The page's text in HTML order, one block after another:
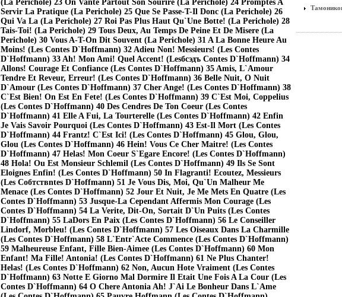
(La Perichole) 23 On Vante Partout Son Sourire (La Perichole) 24 Promptes A
Servir La Pratique (La Perichole) 25 Que Se Passe-T-Il Donc (La Perichole) 26
Qui Va La (La Perichole) 27 Roi Pas Plus Haut Qu`Une Botte! (La Perichole) 28
Tais-Toi! (La Perichole) 29 Tous Deux, Au Temps De Peine Et De Misere (La
Perichole) 30 Vous A-T-On Dit Souvent (La Perichole) 31 A La Bonne Heure Au
Moins! (Les Contes D`Hoffmann) 32 Adieu Non! Messieurs! (Les Contes
D`Hoffmann) 33 Ah! Mon Ami! Quel Accent! (Lesбсэдъ Contes D`Hoffmann) 34
Allons! Courage Et Confiance (Les Contes D`Hoffmann) 35 Amis, L`Amour
Tendre Et Reveur, Erreur! (Les Contes D`Hoffmann) 36 Belle Nuit, O Nuit
D`Amour (Les Contes D`Hoffmann) 37 Cher Ange! (Les Contes D`Hoffmann) 38
C`Est Bien! On Est En Fete! (Les Contes D`Hoffmann) 39 C`Est Moi, Coppelius
(Les Contes D`Hoffmann) 40 Des Cendres De Ton Coeur (Les Contes
D`Hoffmann) 41 Elle A Fui, La Tourterelle (Les Contes D`Hoffmann) 42 Enfin
Je Vais Savoir Pourquoi (Les Contes D`Hoffmann) 43 Est-Il Mort (Les Contes
D`Hoffmann) 44 Frantz! C`Est Ici! (Les Contes D`Hoffmann) 45 Glou, Glou,
Glou (Les Contes D`Hoffmann) 46 Hein! Vous Ce Cher Maitre! (Les Contes
D`Hoffmann) 47 Helas! Mon Coeur S`Egare Encore! (Les Contes D`Hoffmann)
48 Hola! Ou Est Monsieur Schlemil (Les Contes D`Hoffmann) 49 Ils Se Sont
Eloignes Enfin! (Les Contes D`Hoffmann) 50 In Flagranti! Ecoutez, Messieurs
(Les Coбтствntes D`Hoffmann) 51 Je Vous Dis, Moi, Qu`Un Malheur Me
Menace (Les Contes D`Hoffmann) 52 Jour Et Nuit, Je Me Mets En Quatre (Les
Contes D`Hoffmann) 53 Jusque-La Cependant Affermis Mon Courage (Les
Contes D`Hoffmann) 54 La Verite, Dit-On, Sortait D`Un Puits (Les Contes
D`Hoffmann) 55 LaDors En Paix (Les Contes D`Hoffmann) 56 Le Conseiller
Lindorf, Morbleu! (Les Contes D`Hoffmann) 57 Les Oiseaux Dans La Charmille
(Les Contes D`Hoffmann) 58 L`Entr`Acte Commence (Les Contes D`Hoffmann)
59 Malheureuse Enfant, Fille Bien-Aimee (Les Contes D`Hoffmann) 60 Mon
Enfant! Ma Fille! Antonia! (Les Contes D`Hoffmann) 61 Ne Plus Chanter!
Helas! (Les Contes D`Hoffmann) 62 Non, Aucun Hote Vraiment (Les Contes
D`Hoffmann) 63 Notte E Giorno Mal Dormire Il Etait Une Fois A La Cour (Les
Contes D`Hoffmann) 64 O Chere Antonia Ah! J`Ai Le Bonheur Dans L`Ame